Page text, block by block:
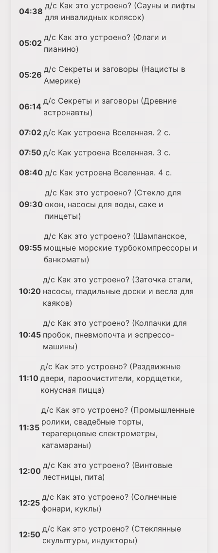
04:38
д/с Как это устроено? (Сауны и лифты
для инвалидных колясок)
05:02
д/с Как это устроено? (Флаги и
пианино)
05:26
д/с Секреты и заговоры (Нацисты в
Америке)
06:14
д/с Секреты и заговоры (Древние
астронавты)
07:02 д/с Как устроена Вселенная. 2 с.
07:50 д/с Как устроена Вселенная. 3 с.
08:40 д/с Как устроена Вселенная. 4 с.
09:30
д/с Как это устроено? (Стекло для
окон, насосы для воды, саке и
пинцеты)
09:55
д/с Как это устроено? (Шампанское,
мощные морские турбокомпрессоры и
банкоматы)
10:20
д/с Как это устроено? (Заточка стали,
насосы, гладильные доски и весла для
каяков)
10:45
д/с Как это устроено? (Колпачки для
пробок, пневмопочта и эспрессо-
машины)
11:10
д/с Как это устроено? (Раздвижные
двери, пароочистители, кордщетки,
конусная пицца)
11:35
д/с Как это устроено? (Промышленные
ролики, свадебные торты,
терагерцовые спектрометры,
катамараны)
12:00
д/с Как это устроено? (Винтовые
лестницы, пита)
12:25
д/с Как это устроено? (Солнечные
фонари, куклы)
12:50
д/с Как это устроено? (Стеклянные
скульптуры, индукторы)